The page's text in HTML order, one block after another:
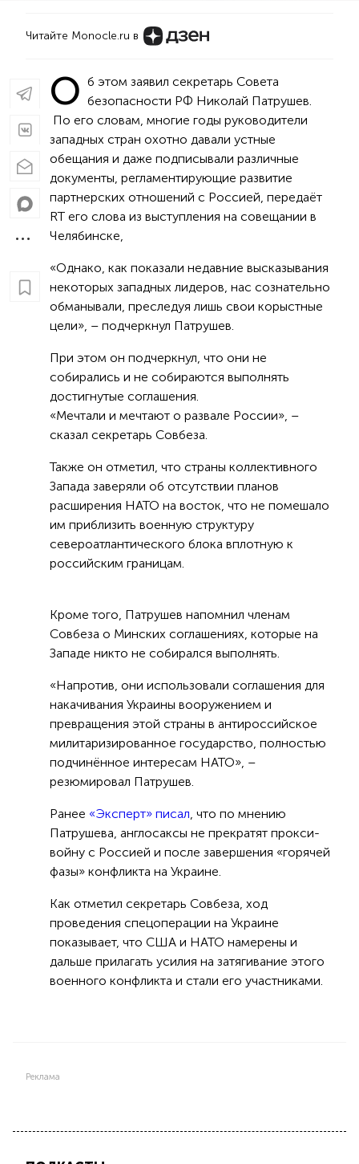
Читайте Monocle.ru в
О б этом заявил секретарь Совета
безопасности РФ Николай Патрушев.
По его словам, многие годы руководители
западных стран охотно давали устные
обещания и даже подписывали различные
документы, регламентирующие развитие
партнерских отношений с Россией, передаёт
RT его слова из выступления на совещании в
Челябинске,
«Однако, как показали недавние высказывания
некоторых западных лидеров, нас сознательно
обманывали, преследуя лишь свои корыстные
цели», – подчеркнул Патрушев.
При этом он подчеркнул, что они не
собирались и не собираются выполнять
достигнутые соглашения.
«Мечтали и мечтают о развале России», –
сказал секретарь Совбеза.
Также он отметил, что страны коллективного
Запада заверяли об отсутствии планов
расширения НАТО на восток, что не помешало
им приблизить военную структуру
североатлантического блока вплотную к
российским границам.
Кроме того, Патрушев напомнил членам
Совбеза о Минских соглашениях, которые на
Западе никто не собирался выполнять.
«Напротив, они использовали соглашения для
накачивания Украины вооружением и
превращения этой страны в антироссийское
милитаризированное государство, полностью
подчинённое интересам НАТО», –
резюмировал Патрушев.
Ранее «Эксперт» писал , что по мнению
Патрушева, англосаксы не прекратят прокси-
войну с Россией и после завершения «горячей
фазы» конфликта на Украине.
Как отметил секретарь Совбеза, ход
проведения спецоперации на Украине
показывает, что США и НАТО намерены и
дальше прилагать усилия на затягивание этого
военного конфликта и стали его участниками.
Реклама